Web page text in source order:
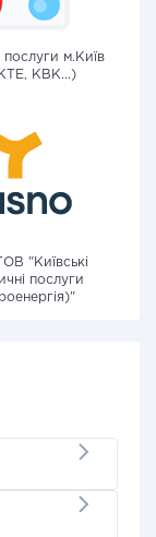
послуги м.Київ
КВК...)
"Київські
послуги